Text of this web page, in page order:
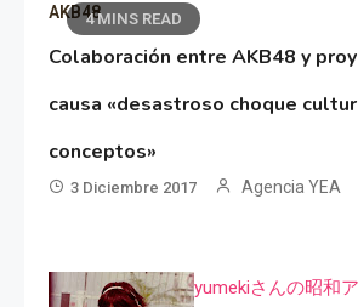
4 MINS READ
AKB48
Colaboración entre AKB48 y
causa «desastroso choque
conceptos»
3 Diciembre 2017 Agencia YEA
yumekiさんの昭和